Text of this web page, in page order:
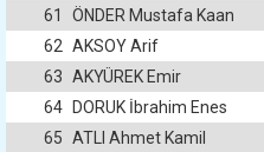
61
ÖNDER Mustafa Kaan
62 AKSOY Arif
63 AKYÜREK Emir
64
DORUK İbrahim Enes
65 ATLI Ahmet Kamil